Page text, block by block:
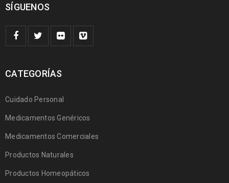
SÍGUENOS
CATEGORÍAS
Cuidado Personal
Medicamentos Genéricos
Medicamentos Comerciales
Productos Naturales
Productos Homeopáticos